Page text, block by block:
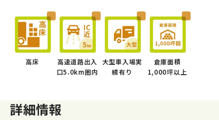
高床
高速道路出入
口5.0km圏内
大型車入場実
績有り
倉庫面積
1,000坪以上
詳細情報